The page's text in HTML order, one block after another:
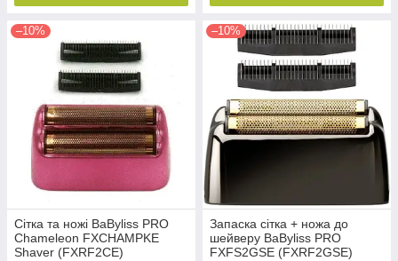
–10%
Сітка та ножі BaByliss PRO
Chameleon FXCHAMPKE
Shaver (FXRF2CE)
–10%
Запаска сітка + ножа до
шейверу BaByliss PRO
FXFS2GSE (FXRF2GSE)